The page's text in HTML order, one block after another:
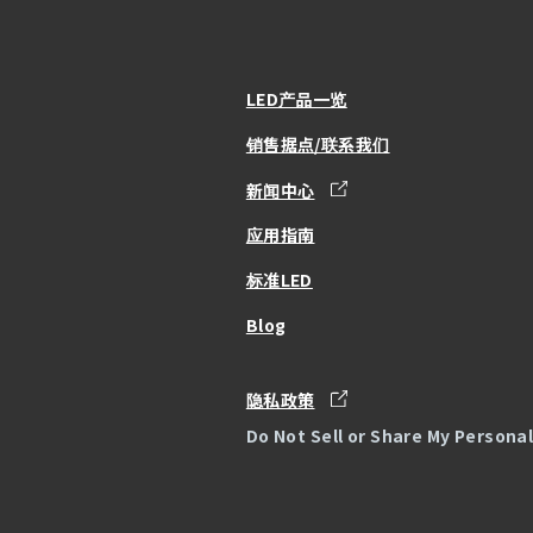
LED产品一览
销售据点/联系我们
新闻中心
应用指南
标准LED
Blog
隐私政策
Do Not Sell or Share My